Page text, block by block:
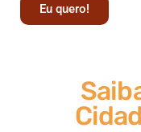
Eu quero!